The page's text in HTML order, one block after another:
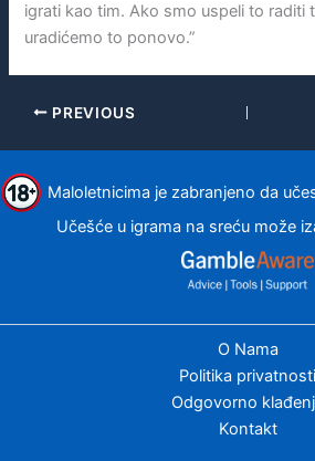
igrati kao tim. Ako smo uspeli to raditi
uradićemo to ponovo.”
PREVIOUS
Maloletnicima je zabranjeno da
Učešće u igrama na sreću može
O Nama
Politika privatnosti
Odgovorno
Kontakt